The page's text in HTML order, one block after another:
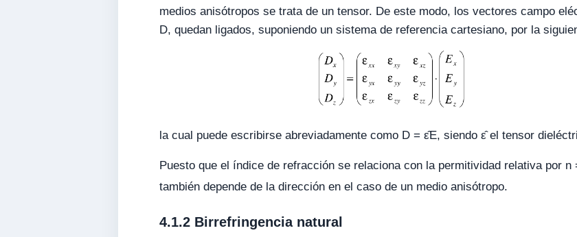
medios anisótropos se trata de un tensor. De este modo, los vectores campo
D, quedan ligados, suponiendo un sistema de referencia cartesiano, por la
la cual puede escribirse abreviadamente como D = ε̂E, siendo ε̂ el tensor
Puesto que el índice de refracción se relaciona con la permitividad relativa por n
también depende de la dirección en el caso de un medio anisótropo.
4.1.2 Birrefringencia natural